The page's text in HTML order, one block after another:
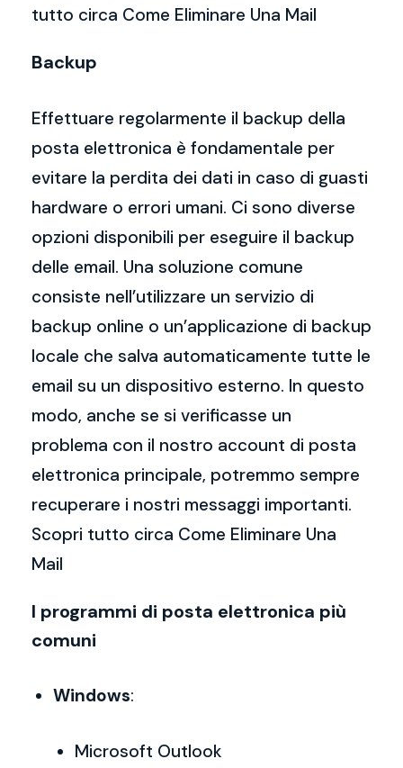
tutto circa Come Eliminare Una Mail
Backup
Effettuare regolarmente il backup della
posta elettronica è fondamentale per
evitare la perdita dei dati in caso di guasti
hardware o errori umani. Ci sono diverse
opzioni disponibili per eseguire il backup
delle email. Una soluzione comune
consiste nell’utilizzare un servizio di
backup online o un’applicazione di backup
locale che salva automaticamente tutte le
email su un dispositivo esterno. In questo
modo, anche se si verificasse un
problema con il nostro account di posta
elettronica principale, potremmo sempre
recuperare i nostri messaggi importanti.
Scopri tutto circa Come Eliminare Una
Mail
I programmi di posta elettronica più
comuni
Windows:
Microsoft Outlook